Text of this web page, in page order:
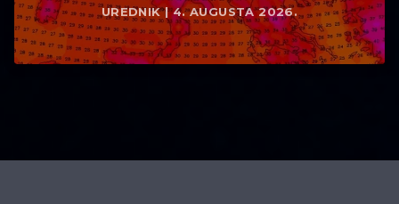
UREDNIK | 4. AUGUSTA 2026.